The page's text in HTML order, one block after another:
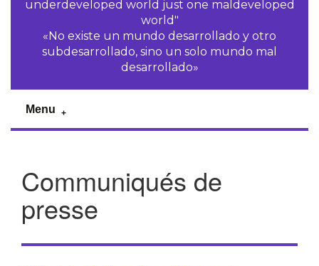
underdeveloped world just one maldeveloped
world"
«No existe un mundo desarrollado y otro
subdesarrollado, sino un solo mundo mal
desarrollado»
Menu
Communiqués de
presse